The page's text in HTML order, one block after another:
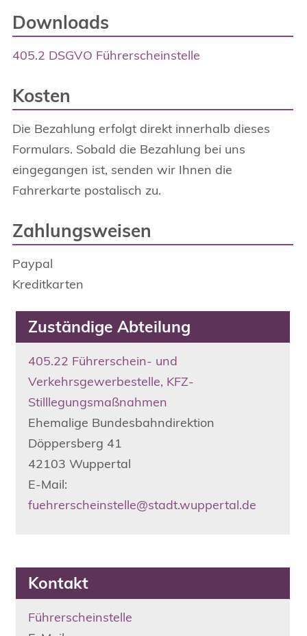
Downloads
405.2 DSGVO Führerscheinstelle
Kosten
Die Bezahlung erfolgt direkt innerhalb dieses
Formulars. Sobald die Bezahlung bei uns
eingegangen ist, senden wir Ihnen die
Fahrerkarte postalisch zu.
Zahlungsweisen
Paypal
Kreditkarten
Zuständige Abteilung
405.22 Führerschein- und
Verkehrsgewerbestelle, KFZ-
Stilllegungsmaßnahmen
Ehemalige Bundesbahndirektion
Döppersberg 41
42103 Wuppertal
E-Mail:
fuehrerscheinstelle@stadt.wuppertal.de
Kontakt
Führerscheinstelle